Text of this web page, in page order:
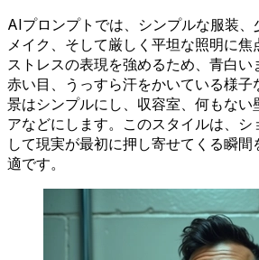
AIプロンプトでは、シンプルな服装、
メイク、そして厳しく平坦な照明に焦
ストレスの表現を強めるため、青白い
赤い目、うっすら汗をかいている様子
景はシンプルにし、収容室、何もない
アなどにします。このスタイルは、シ
して現実が最初に押し寄せてくる瞬
適です。